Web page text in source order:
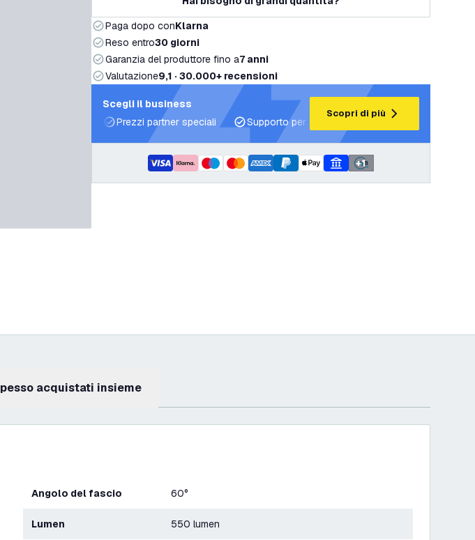
Paga dopo conKlarna
Reso entro30 giorni
Garanzia del produttore fino a7 anni
Valutazione9,1 · 30.000+ recensioni
Scegli il business
Prezzi partner speciali
Supporto per progetti e piani di illuminazione
Scopri di più
+1
Spesso acquistati insieme
Angolo del fascio 60°
Lumen 550 lumen